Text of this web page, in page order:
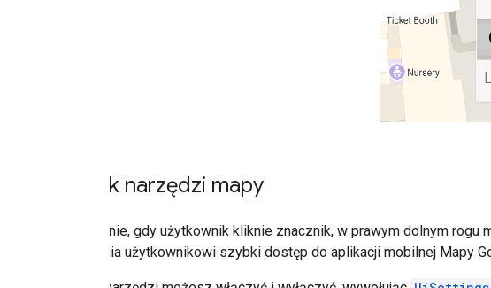
Pasek narzędzi mapy
Domyślnie, gdy użytkownik kliknie znacznik, w prawym dolnym
zapewnia użytkownikowi szybki dostęp do aplikacji mobilnej Mapy